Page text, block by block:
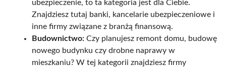
ubezpieczenie, to ta kategoria jest dla Ciebie.
Znajdziesz tutaj banki, kancelarie ubezpieczeniowe i
inne firmy związane z branżą finansową.
Budownictwo: Czy planujesz remont domu, budowę
nowego budynku czy drobne naprawy w
mieszkaniu? W tej kategorii znajdziesz firmy